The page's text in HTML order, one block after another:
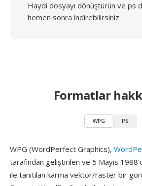
Haydi dosyayı dönüştürün ve ps
hemen sonra indirebilirsiniz
Formatlar
WPG PS
WPG (WordPerfect Graphics),
tarafından geliştirilen ve 5 Mayıs
ile tanıtılan karma vektör/raster bir